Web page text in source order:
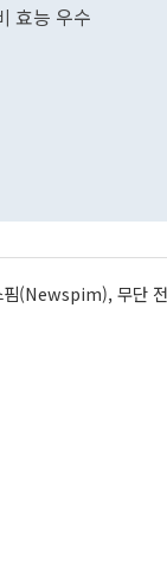
효능 우수
핌(Newspim), 무단